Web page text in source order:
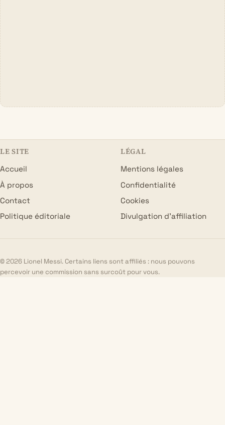
LE SITE
Accueil
À propos
Contact
Politique éditoriale
LÉGAL
Mentions légales
Confidentialité
Cookies
Divulgation d’affiliation
© 2026 Lionel Messi. Certains liens sont affiliés : nous pouvons
percevoir une commission sans surcoût pour vous.